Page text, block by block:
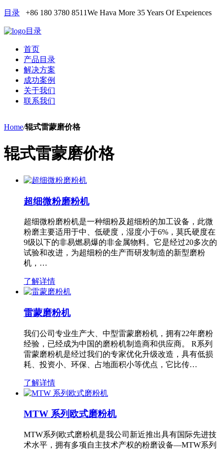
目录 +86 180 3780 8511We Hava More 35 Years Of Expeiences
目录
首页
产品目录
解决方案
成功案例
关于我们
联系我们
Home/辊式雷蒙磨价格
辊式雷蒙磨价格
超细微粉磨粉机
超细微粉磨粉机是一种细粉及超细粉的加工设备，此微
粉磨主要适用于中、低硬度，湿度小于6%，莫氏硬度在
9级以下的非易燃易爆的非金属物料。它是经过20多次的
试验和改进，为超细粉的生产而研发制造的新型磨粉
机，…
了解详情
雷蒙磨粉机
我们公司专业生产大、中型雷蒙磨粉机，拥有22年磨粉
经验，已经成为中国的磨粉机制造商和供应商。 R系列
雷蒙磨粉机是经过我们的专家优化升级改造，具有低损
耗、投资小、环保、占地面积小等优点，它比传…
了解详情
MTW 系列欧式磨粉机
MTW系列欧式磨粉机是我公司新近推出具有国际先进技
术水平，拥有多项自主技术产权的粉磨设备—MTW系列